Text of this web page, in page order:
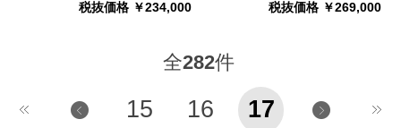
税抜価格 ￥234,000
税抜価格 ￥269,000
全282件
15 16 17